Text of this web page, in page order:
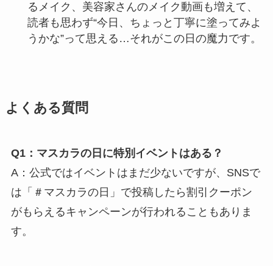
るメイク、美容家さんのメイク動画も増えて、
読者も思わず“今日、ちょっと丁寧に塗ってみよ
うかな”って思える…それがこの日の魔力です。
よくある質問
Q1：マスカラの日に特別イベントはある？
A：公式ではイベントはまだ少ないですが、SNSで
は「＃マスカラの日」で投稿したら割引クーポン
がもらえるキャンペーンが行われることもありま
す。